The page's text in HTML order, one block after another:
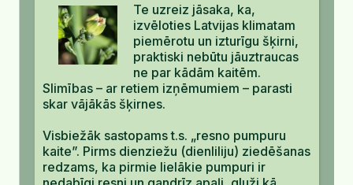
Te uzreiz jāsaka, ka,
izvēloties Latvijas klimatam
piemērotu un izturīgu šķirni,
praktiski nebūtu jāuztraucas
ne par kādām kaitēm.
Slimības – ar retiem izņēmumiem – parasti
skar vājākās šķirnes.
Visbiežāk sastopams t.s. „resno pumpuru
kaite”. Pirms dienziežu (dienliliju) ziedēšanas
redzams, ka pirmie lielākie pumpuri ir